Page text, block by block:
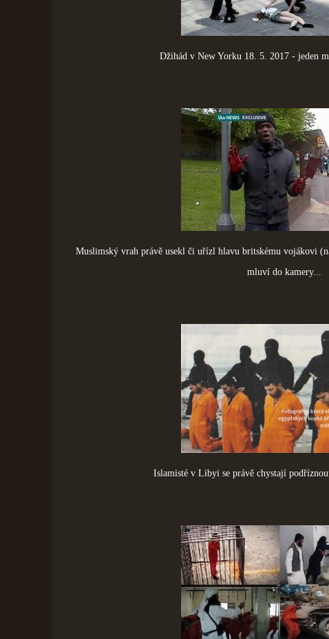
Džihád v New Yorku 18. 5. 2017 - jeden
Muslimský vrah právě usekl či uřízl hlavu britskému vojákovi
mluví do kamery...
Islamisté v Libyi se právě chystají